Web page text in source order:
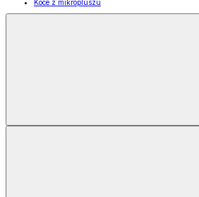
Koce z mikropluszu